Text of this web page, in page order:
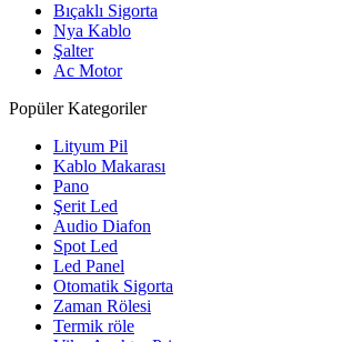
Bıçaklı Sigorta
Nya Kablo
Şalter
Ac Motor
Popüler Kategoriler
Lityum Pil
Kablo Makarası
Pano
Şerit Led
Audio Diafon
Spot Led
Led Panel
Otomatik Sigorta
Zaman Rölesi
Termik röle